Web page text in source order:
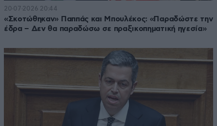
20·07·2026 20:44
«Σκοτώθηκαν» Παππάς και Μπουλέκος: «Παραδώστε την
έδρα – Δεν θα παραδώσω σε πραξικοπηματική ηγεσία»